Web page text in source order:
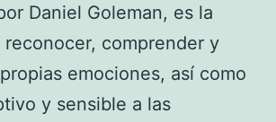
Daniel Goleman, es la
reconocer, comprender y
emociones, así como
y sensible a las